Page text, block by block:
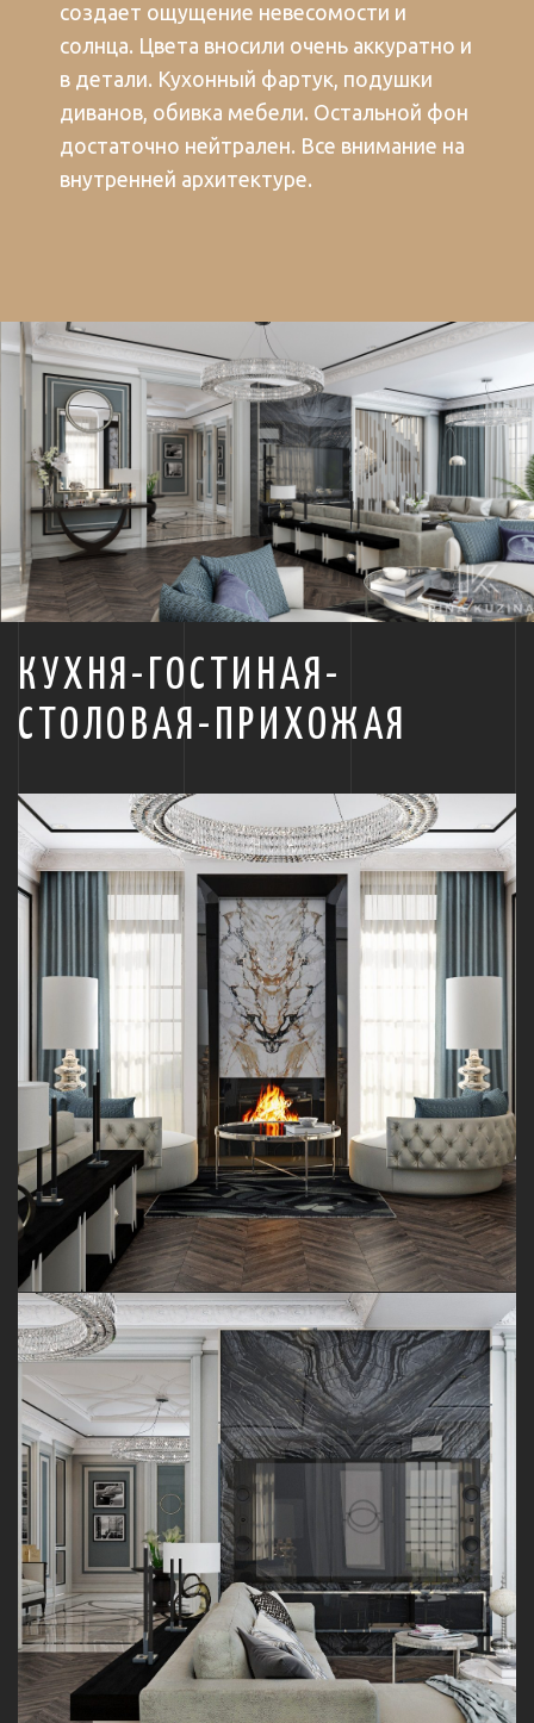
создает ощущение невесомости и
солнца. Цвета вносили очень аккуратно и
в детали. Кухонный фартук, подушки
диванов, обивка мебели. Остальной фон
достаточно нейтрален. Все внимание на
внутренней архитектуре.
КУХНЯ-ГОСТИНАЯ-
СТОЛОВАЯ-ПРИХОЖАЯ